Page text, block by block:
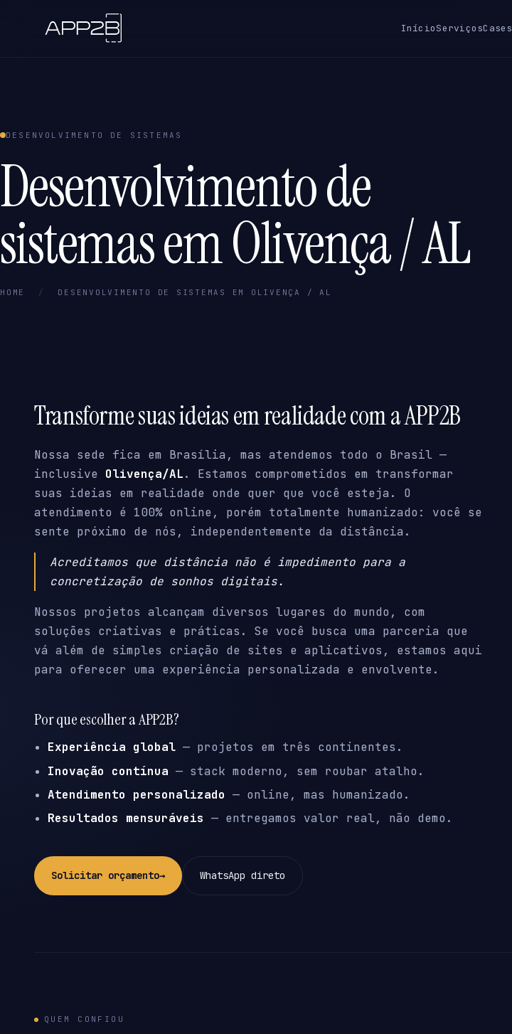
InícioServiçosCases
DESENVOLVIMENTO DE SISTEMAS
Desenvolvimento de
sistemas em Olivença / AL
HOME / DESENVOLVIMENTO DE SISTEMAS EM OLIVENÇA / AL
Transforme suas ideias em realidade com a APP2B
Nossa sede fica em Brasília, mas atendemos todo o Brasil —
inclusive Olivença/AL. Estamos comprometidos em transformar
suas ideias em realidade onde quer que você esteja. O
atendimento é 100% online, porém totalmente humanizado: você se
sente próximo de nós, independentemente da distância.
Acreditamos que distância não é impedimento para a
concretização de sonhos digitais.
Nossos projetos alcançam diversos lugares do mundo, com
soluções criativas e práticas. Se você busca uma parceria que
vá além de simples criação de sites e aplicativos, estamos aqui
para oferecer uma experiência personalizada e envolvente.
Por que escolher a APP2B?
Experiência global — projetos em três continentes.
Inovação contínua — stack moderno, sem roubar atalho.
Atendimento personalizado — online, mas humanizado.
Resultados mensuráveis — entregamos valor real, não demo.
Solicitar orçamento→ WhatsApp direto
QUEM CONFIOU